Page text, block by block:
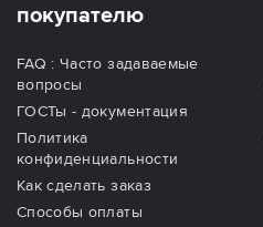
покупателю
FAQ : Часто задаваемые
вопросы
ГОСТы - документация
Политика
конфиденциальности
Как сделать заказ
Способы оплаты